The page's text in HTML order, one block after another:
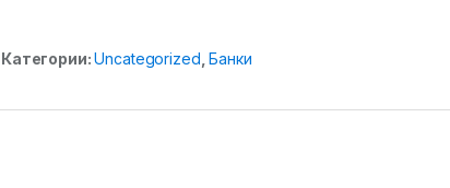
Категории:Uncategorized ,Банки